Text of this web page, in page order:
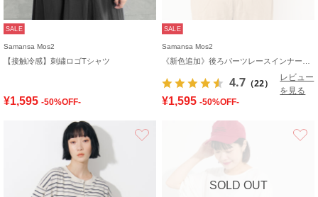
SALE
Samansa Mos2
【接触冷感】刺繍ロゴTシャツ
¥1,595 -50%OFF-
SALE
Samansa Mos2
4.7 （22）
レビュー
を見る
¥1,595 -50%OFF-
SOLD OUT